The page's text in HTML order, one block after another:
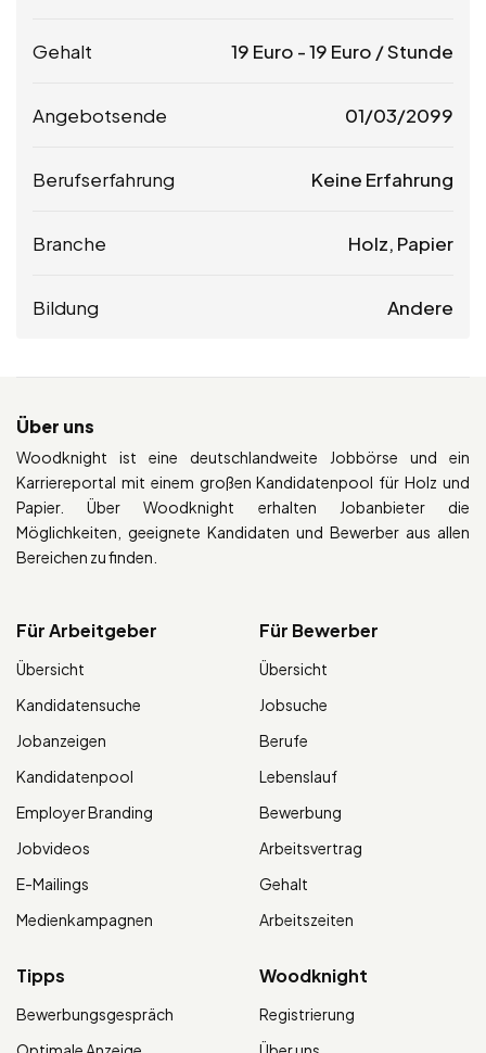
Gehalt 19 Euro -19 Euro / Stunde
Angebotsende 01/03/2099
Berufserfahrung Keine Erfahrung
Branche Holz, Papier
Bildung Andere
Über uns
Woodknight ist eine deutschlandweite Jobbörse und ein
Karriereportal mit einem großen Kandidatenpool für Holz und
Papier. Über Woodknight erhalten Jobanbieter die
Möglichkeiten, geeignete Kandidaten und Bewerber aus allen
Bereichen zu finden.
Für Arbeitgeber
Übersicht
Kandidatensuche
Jobanzeigen
Kandidatenpool
Employer Branding
Jobvideos
E-Mailings
Medienkampagnen
Für Bewerber
Übersicht
Jobsuche
Berufe
Lebenslauf
Bewerbung
Arbeitsvertrag
Gehalt
Arbeitszeiten
Tipps
Bewerbungsgespräch
Woodknight
Registrierung